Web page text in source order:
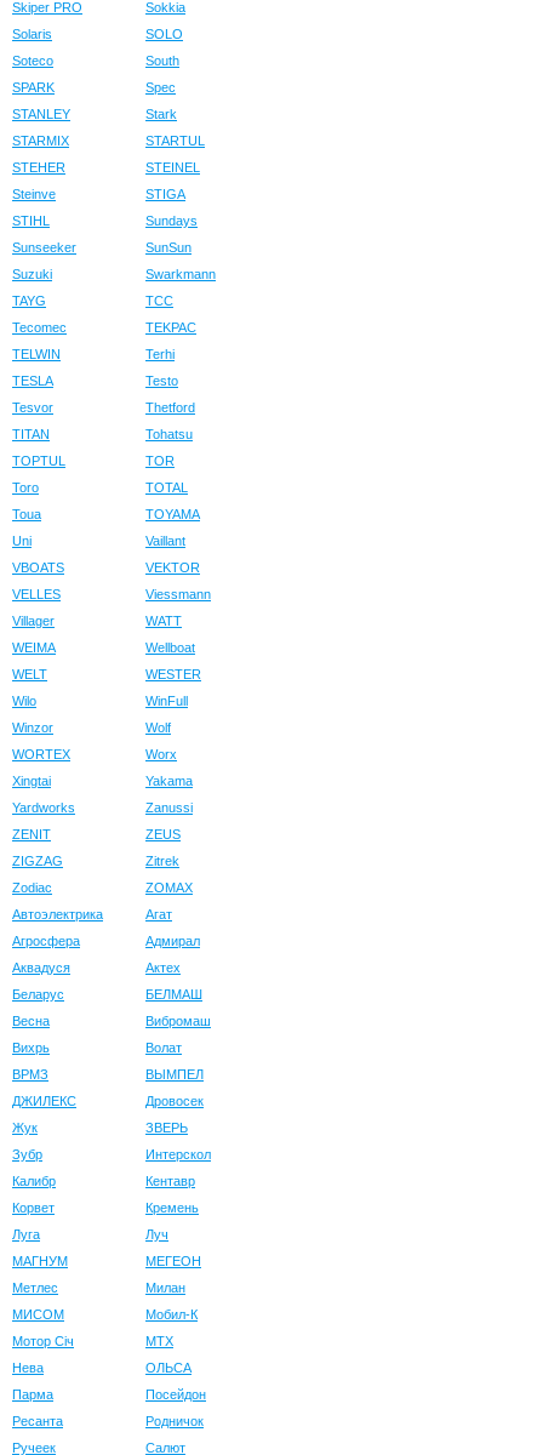
Skiper PRO
Sokkia
Solaris
SOLO
Soteco
South
SPARK
Spec
STANLEY
Stark
STARMIX
STARTUL
STEHER
STEINEL
Steinve
STIGA
STIHL
Sundays
Sunseeker
SunSun
Suzuki
Swarkmann
TAYG
TCC
Tecomec
TEKPAC
TELWIN
Terhi
TESLA
Testo
Tesvor
Thetford
TITAN
Tohatsu
TOPTUL
TOR
Toro
TOTAL
Toua
TOYAMA
Uni
Vaillant
VBOATS
VEKTOR
VELLES
Viessmann
Villager
WATT
WEIMA
Wellboat
WELT
WESTER
Wilo
WinFull
Winzor
Wolf
WORTEX
Worx
Xingtai
Yakama
Yardworks
Zanussi
ZENIT
ZEUS
ZIGZAG
Zitrek
Zodiac
ZOMAX
Автоэлектрика
Агат
Агросфера
Адмирал
Аквадуся
Актех
Беларус
БЕЛМАШ
Весна
Вибромаш
Вихрь
Волат
ВРМЗ
ВЫМПЕЛ
ДЖИЛЕКС
Дровосек
Жук
ЗВЕРЬ
Зубр
Интерскол
Калибр
Кентавр
Корвет
Кремень
Луга
Луч
МАГНУМ
МЕГЕОН
Метлес
Милан
МИСОМ
Мобил-К
Мотор Сiч
МТХ
Нева
ОЛЬСА
Парма
Посейдон
Ресанта
Родничок
Ручеек
Салют